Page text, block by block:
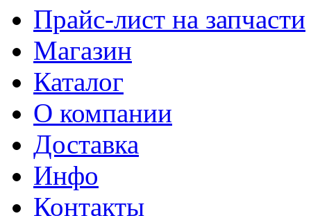
Прайс-лист на запчасти
Магазин
Каталог
О компании
Доставка
Инфо
Контакты